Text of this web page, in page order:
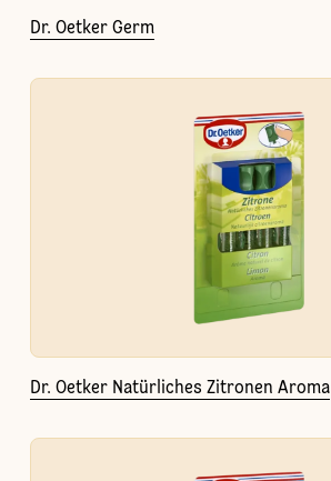
Dr. Oetker Germ
Dr. Oetker Natürliches Zitronen Aroma